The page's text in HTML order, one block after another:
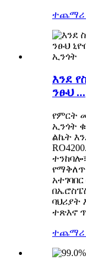
ተጨማሪ
እንደ
ንፁህ ...
የምርት
ኢንጎት
ልኬት
የማቅለጥ
ባህሪያት
ተጽእኖ
ተጨማሪ